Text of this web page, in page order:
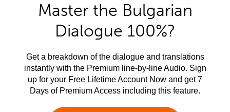
Master the Bulgarian
Dialogue 100%?
Get a breakdown of the dialogue and translations
instantly with the Premium line-by-line Audio. Sign
up for your Free Lifetime Account Now and get 7
Days of Premium Access including this feature.